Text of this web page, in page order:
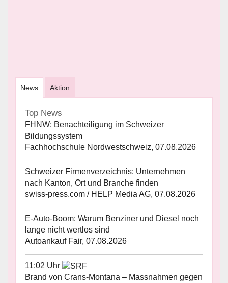
News Aktion
Top News
FHNW: Benachteiligung im Schweizer
Bildungssystem
Fachhochschule Nordwestschweiz, 07.08.2026
Schweizer Firmenverzeichnis: Unternehmen
nach Kanton, Ort und Branche finden
swiss-press.com / HELP Media AG, 07.08.2026
E-Auto-Boom: Warum Benziner und Diesel noch
lange nicht wertlos sind
Autoankauf Fair, 07.08.2026
11:02 Uhr
Brand von Crans-Montana – Massnahmen gegen